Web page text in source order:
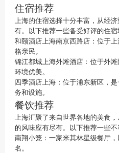
住宿推荐
上海的住宿选择十分丰富，从经
有。以下推荐一些备受好评的住宿
和颐酒店上海南京西路店：位于
格亲民。
锦江都城上海外滩酒店：位于外
环境优美。
四季酒店上海：位于浦东新区，
务和设施。
餐饮推荐
上海汇聚了来自世界各地的美食
的风味应有尽有。以下推荐一些不
南翔小笼：一家米其林星级餐厅
名。